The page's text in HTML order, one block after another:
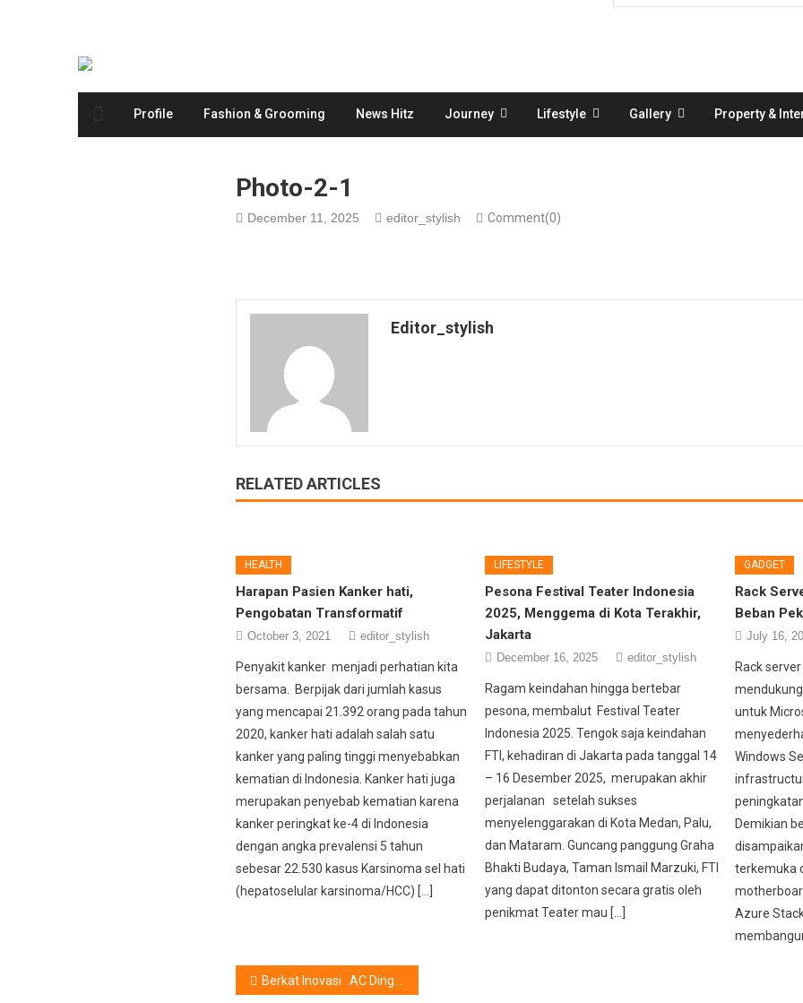
Profile Fashion & Grooming News Hitz Journey Lifestyle Gallery Property &
Photo-2-1
December 11, 2025 editor_stylish Comment(0)
Editor_stylish
RELATED ARTICLES
HEALTH
Harapan Pasien Kanker hati,
Pengobatan Transformatif
October 3, 2021 editor_stylish
Penyakit kanker menjadi perhatian kita
bersama. Berpijak dari jumlah kasus
yang mencapai 21.392 orang pada tahun
2020, kanker hati adalah salah satu
kanker yang paling tinggi menyebabkan
kematian di Indonesia. Kanker hati juga
merupakan penyebab kematian karena
kanker peringkat ke-4 di Indonesia
dengan angka prevalensi 5 tahun
sebesar 22.530 kasus Karsinoma sel hati
(hepatoselular karsinoma/HCC) […]
LIFESTYLE
Pesona Festival Teater Indonesia
2025, Menggema di Kota Terakhir,
Jakarta
December 16, 2025 editor_stylish
Ragam keindahan hingga bertebar
pesona, membalut Festival Teater
Indonesia 2025. Tengok saja keindahan
FTI, kehadiran di Jakarta pada tanggal 14
– 16 Desember 2025, merupakan akhir
perjalanan setelah sukses
menyelenggarakan di Kota Medan, Palu,
dan Mataram. Guncang panggung Graha
Bhakti Budaya, Taman Ismail Marzuki, FTI
yang dapat ditonton secara gratis oleh
penikmat Teater mau […]
GADGET
Rack
Beban
July 16,
Rack
untuk
Windows
Demikian
terkemuka
Azure
Post
Berkat Inovasi AC Dingin Dalam 48 Jam, Top Innovation Choice Award 2025 Diraih